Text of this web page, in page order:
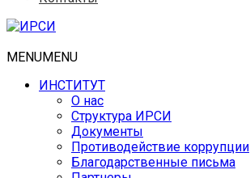
MENUMENU
ИНСТИТУТ
О нас
Структура ИРСИ
Документы
Противодействие коррупции
Благодарственные письма